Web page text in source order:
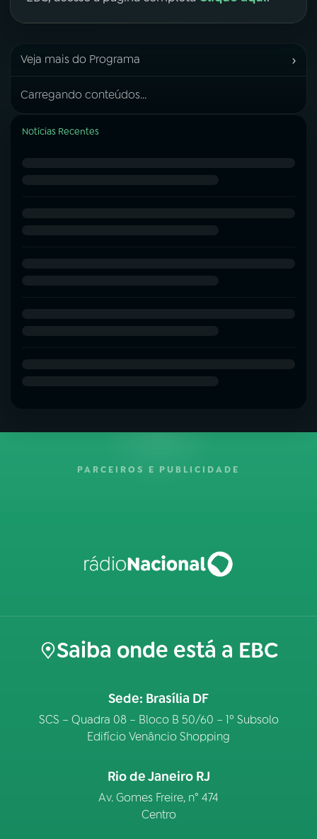
Veja mais do Programa ›
Carregando conteúdos...
Notícias Recentes
PARCEIROS E PUBLICIDADE
Saiba onde está a EBC
Sede: Brasília DF
SCS – Quadra 08 – Bloco B 50/60 – 1º Subsolo
Edifício Venâncio Shopping
Rio de Janeiro RJ
Av. Gomes Freire, n° 474
Centro